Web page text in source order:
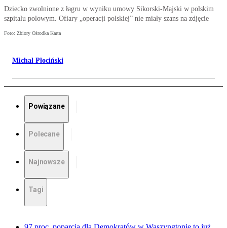
Dziecko zwolnione z łagru w wyniku umowy Sikorski-Majski w polskim
szpitalu polowym. Ofiary „operacji polskiej” nie miały szans na zdjęcie
Foto: Zbiory Ośrodka Karta
Michał Płociński
Powiązane
Polecane
Najnowsze
Tagi